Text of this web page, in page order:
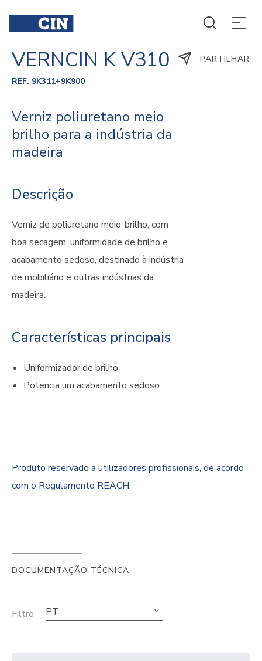
VERNCIN K V310
REF. 9K311+9K900
Verniz poliuretano meio
brilho para a indústria da
madeira
Descrição
Verniz de poliuretano meio-brilho, com
boa secagem, uniformidade de brilho e
acabamento sedoso, destinado à indústria
de mobiliário e outras indústrias da
madeira.
Características principais
Uniformizador de brilho
Potencia um acabamento sedoso
PARTILHAR
Produto reservado a utilizadores profissionais, de acordo
com o Regulamento REACH.
DOCUMENTAÇÃO TÉCNICA
Filtro PT